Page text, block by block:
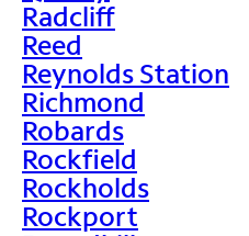
Radcliff
Reed
Reynolds Station
Richmond
Robards
Rockfield
Rockholds
Rockport